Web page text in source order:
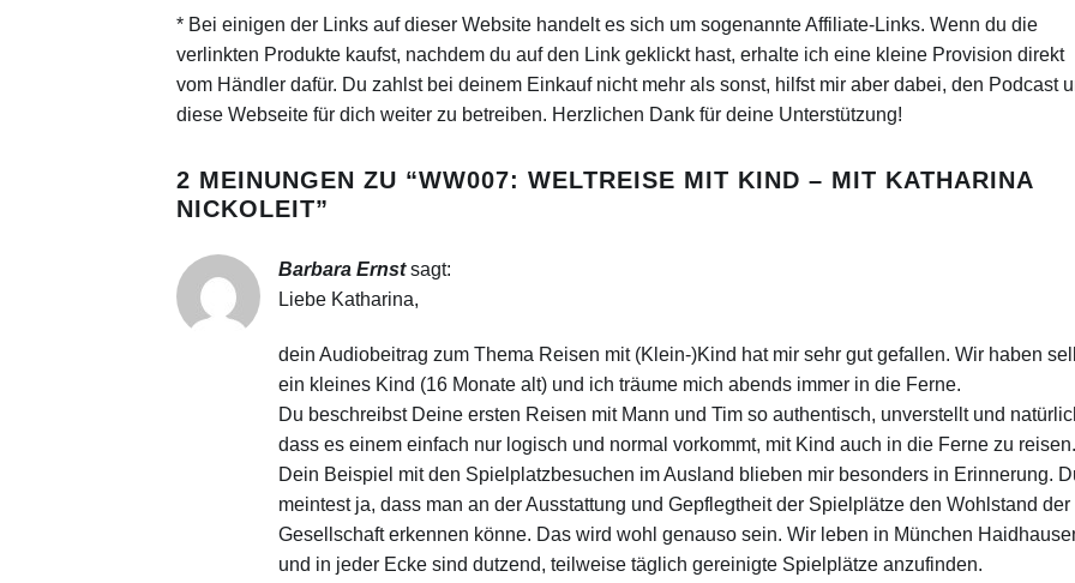
* Bei einigen der Links auf dieser Website handelt es sich um sogenannte Affiliate-Links. Wenn du die
verlinkten Produkte kaufst, nachdem du auf den Link geklickt hast, erhalte ich eine kleine Provision direkt
vom Händler dafür. Du zahlst bei deinem Einkauf nicht mehr als sonst, hilfst mir aber dabei, den Podcast
diese Webseite für dich weiter zu betreiben. Herzlichen Dank für deine Unterstützung!
2 MEINUNGEN ZU “WW007: WELTREISE MIT KIND – MIT KATHARINA
NICKOLEIT”
Barbara Ernst sagt:
Liebe Katharina,
dein Audiobeitrag zum Thema Reisen mit (Klein-)Kind hat mir sehr gut gefallen. Wir haben
ein kleines Kind (16 Monate alt) und ich träume mich abends immer in die Ferne.
Du beschreibst Deine ersten Reisen mit Mann und Tim so authentisch, unverstellt und
dass es einem einfach nur logisch und normal vorkommt, mit Kind auch in die Ferne zu reisen.
Dein Beispiel mit den Spielplatzbesuchen im Ausland blieben mir besonders in Erinnerung.
meintest ja, dass man an der Ausstattung und Gepflegtheit der Spielplätze den Wohlstand der
Gesellschaft erkennen könne. Das wird wohl genauso sein. Wir leben in München
und in jeder Ecke sind dutzend, teilweise täglich gereinigte Spielplätze anzufinden.